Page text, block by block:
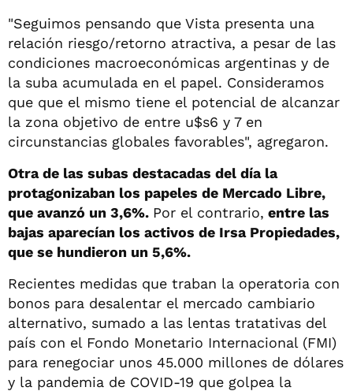
"Seguimos pensando que Vista presenta una
relación riesgo/retorno atractiva, a pesar de las
condiciones macroeconómicas argentinas y de
la suba acumulada en el papel. Consideramos
que que el mismo tiene el potencial de alcanzar
la zona objetivo de entre u$s6 y 7 en
circunstancias globales favorables", agregaron.
Otra de las subas destacadas del día la
protagonizaban los papeles de Mercado Libre,
que avanzó un 3,6%. Por el contrario, entre las
bajas aparecían los activos de Irsa Propiedades,
que se hundieron un 5,6%.
Recientes medidas que traban la operatoria con
bonos para desalentar el mercado cambiario
alternativo, sumado a las lentas tratativas del
país con el Fondo Monetario Internacional (FMI)
para renegociar unos 45.000 millones de dólares
y la pandemia de COVID-19 que golpea la